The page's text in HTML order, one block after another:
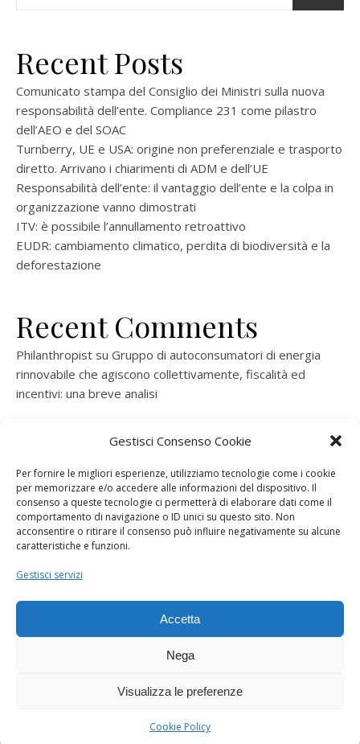
Gestisci Consenso Cookie
Per fornire le migliori esperienze, utilizziamo tecnologie come i cookie
per memorizzare e/o accedere alle informazioni del dispositivo. Il
consenso a queste tecnologie ci permetterà di elaborare dati come il
comportamento di navigazione o ID unici su questo sito. Non
acconsentire o ritirare il consenso può influire negativamente su alcune
caratteristiche e funzioni.
Gestisci servizi
Accetta
Nega
Visualizza le preferenze
Cookie Policy
Recent Posts
Comunicato stampa del Consiglio dei Ministri sulla nuova
responsabilità dell’ente. Compliance 231 come pilastro
dell’AEO e del SOAC
Turnberry, UE e USA: origine non preferenziale e trasporto
diretto. Arrivano i chiarimenti di ADM e dell’UE
Responsabilità dell’ente: il vantaggio dell’ente e la colpa in
organizzazione vanno dimostrati
ITV: è possibile l’annullamento retroattivo
EUDR: cambiamento climatico, perdita di biodiversità e la
deforestazione
Recent Comments
Philanthropist su Gruppo di autoconsumatori di energia
rinnovabile che agiscono collettivamente, fiscalità ed
incentivi: una breve analisi
rinnovabile che agiscono collettivamente, fiscalità ed
ramatogelsuGruppo di autoconsumatori di energia
rinnovabile che agiscono collettivamente, fiscalità ed
incentivi: una breve analisi
consorzio per la produzione di energia elettrica
Dogana Sostenibile 2026 ©
Ashe Tema di
WP Royal